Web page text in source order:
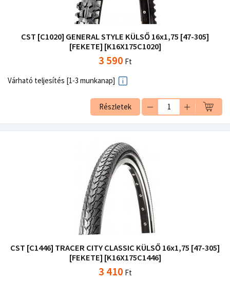
CST [C1020] GENERAL STYLE KÜLSŐ 16x1,75 [47-305]
[FEKETE] [K16X175C1020]
3 590 Ft
Várható teljesítés [1-3 munkanap]
Részletek
CST [C1446] TRACER CITY CLASSIC KÜLSŐ 16x1,75 [47-305]
[FEKETE] [K16X175C1446]
3 410 Ft